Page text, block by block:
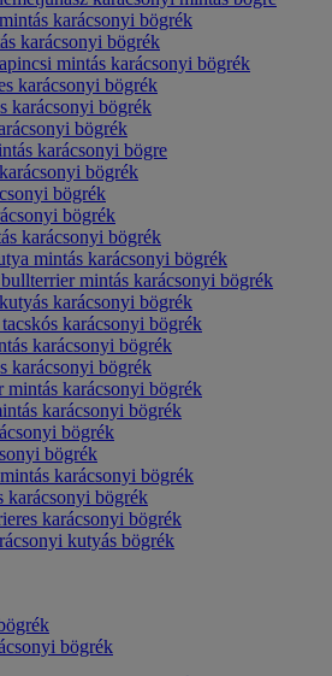
karácsonyi bögrék
karácsonyi bögrék
mintás karácsonyi bögrék
karácsonyi bögrék
karácsonyi bögrék
bögrék
karácsonyi bögre
bögrék
bögrék
bögrék
karácsonyi bögrék
mintás karácsonyi bögrék
mintás karácsonyi bögrék
karácsonyi bögrék
karácsonyi bögrék
karácsonyi bögrék
karácsonyi bögrék
mintás karácsonyi bögrék
karácsonyi bögrék
bögrék
bögrék
karácsonyi bögrék
karácsonyi bögrék
karácsonyi bögrék
kutyás bögrék
bögrék